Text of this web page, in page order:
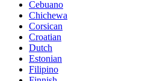
Cebuano
Chichewa
Corsican
Croatian
Dutch
Estonian
Filipino